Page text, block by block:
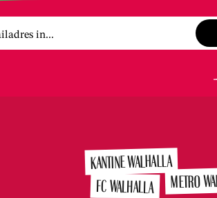
in...
KANTINE WALHALLA
FC WALHALLA METRO